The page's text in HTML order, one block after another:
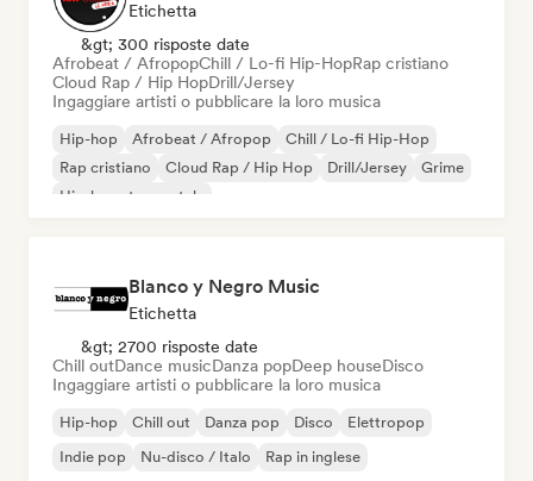
Etichetta
&gt; 300 risposte date
Afrobeat / AfropopChill / Lo-fi Hip-HopRap cristiano
Cloud Rap / Hip HopDrill/Jersey
Ingaggiare artisti o pubblicare la loro musica
Hip-hop Afrobeat / Afropop
Chill / Lo-fi Hip-Hop
Rap cristiano
Cloud Rap / Hip Hop Drill/Jersey
Grime
Hip-hop strumentale
Blanco y Negro Music
Etichetta
&gt; 2700 risposte date
Chill outDance musicDanza popDeep houseDisco
Ingaggiare artisti o pubblicare la loro musica
Hip-hop Chill out Danza pop Disco
Elettropop
Indie pop
Nu-disco / Italo Rap in inglese